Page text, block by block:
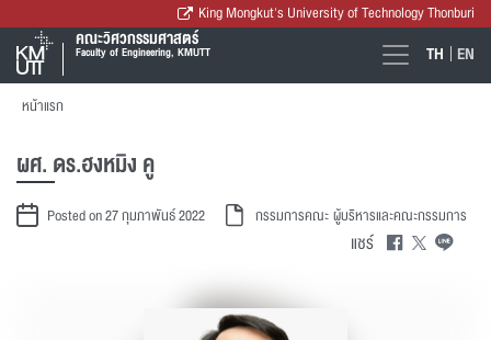
King Mongkut's University of Technology Thonburi
คณะวิศวกรรมศาสตร์
Faculty of Engineering, KMUTT TH EN
หน้าแรก
ผศ. ดร.ฮงหมิง คู
Posted on 27 กุมภาพันธ์ 2022 กรรมการคณะผู้บริหารและคณะกรรมการ
แชร์